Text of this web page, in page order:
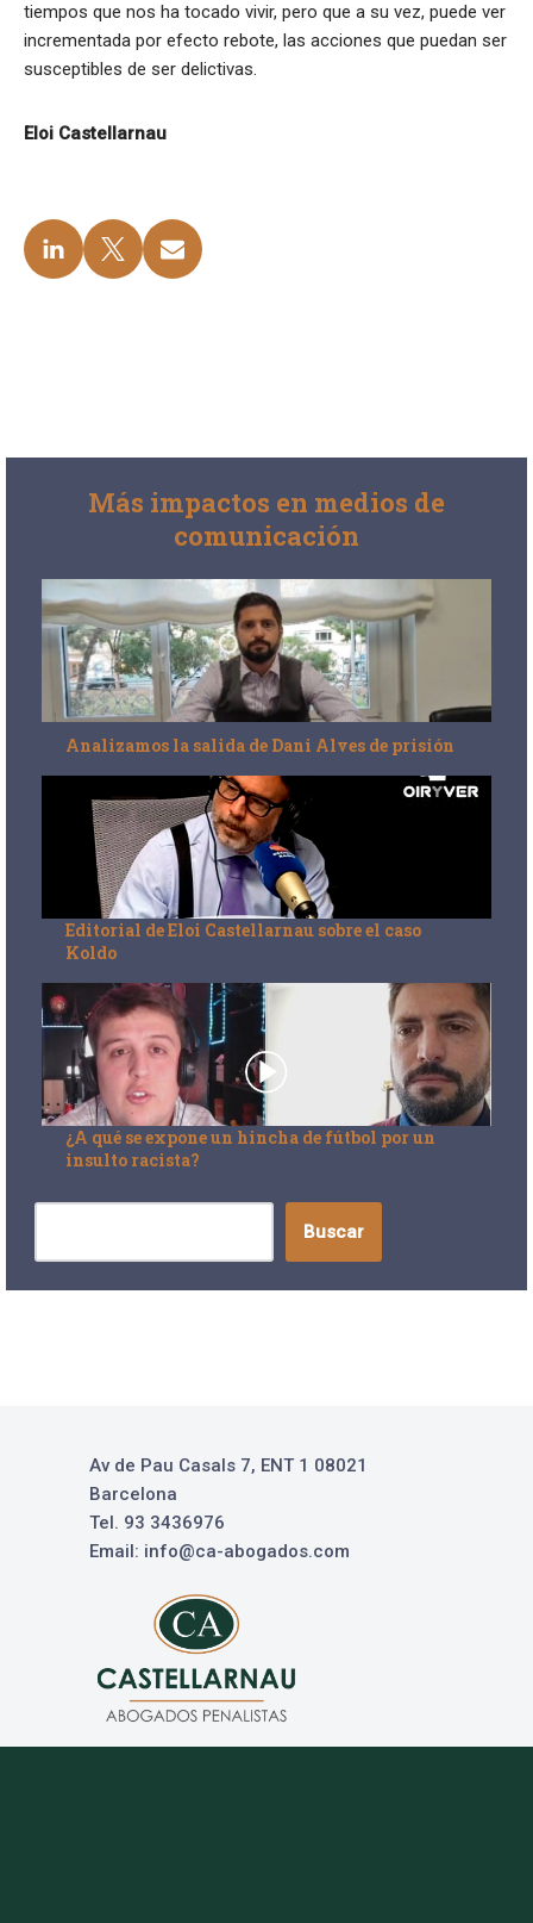
tiempos que nos ha tocado vivir, pero que a su vez, puede ver
incrementada por efecto rebote, las acciones que puedan ser
susceptibles de ser delictivas.
Eloi Castellarnau
Más impactos en medios de
comunicación
Analizamos la salida de Dani Alves de prisión
Editorial de Eloi Castellarnau sobre el caso
Koldo
¿A qué se expone un hincha de fútbol por un
insulto racista?
Buscar
Av de Pau Casals 7, ENT 1 08021
Barcelona
Tel. 93 3436976
Email: info@ca-abogados.com